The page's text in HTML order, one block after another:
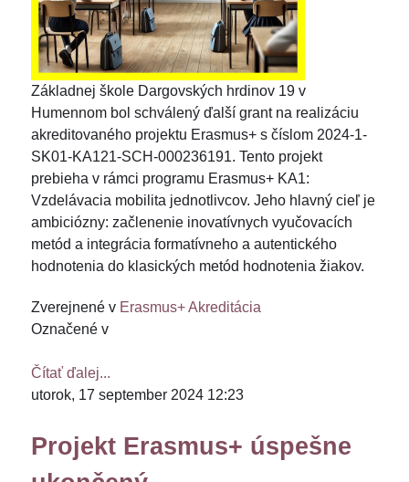
Základnej škole Dargovských hrdinov 19 v
Humennom bol schválený ďalší grant na realizáciu
akreditovaného projektu Erasmus+ s číslom 2024-1-
SK01-KA121-SCH-000236191. Tento projekt
prebieha v rámci programu Erasmus+ KA1:
Vzdelávacia mobilita jednotlivcov. Jeho hlavný cieľ je
ambiciózny: začlenenie inovatívnych vyučovacích
metód a integrácia formatívneho a autentického
hodnotenia do klasických metód hodnotenia žiakov.
Zverejnené v Erasmus+ Akreditácia
Označené v
Čítať ďalej...
utorok, 17 september 2024 12:23
Projekt Erasmus+ úspešne